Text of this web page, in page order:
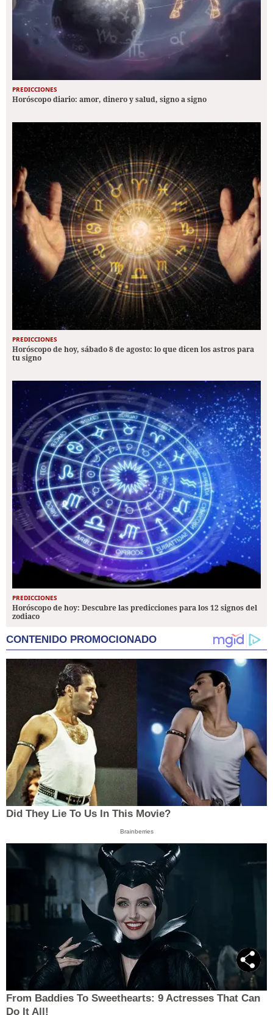
PREDICCIONES
Horóscopo diario: amor, dinero y salud, signo a signo
PREDICCIONES
Horóscopo de hoy, sábado 8 de agosto: lo que dicen los astros para
tu signo
PREDICCIONES
Horóscopo de hoy: Descubre las predicciones para los 12 signos del
zodiaco
CONTENIDO PROMOCIONADO
Did They Lie To Us In This Movie?
Brainberries
From Baddies To Sweethearts: 9 Actresses That Can
Do It All!